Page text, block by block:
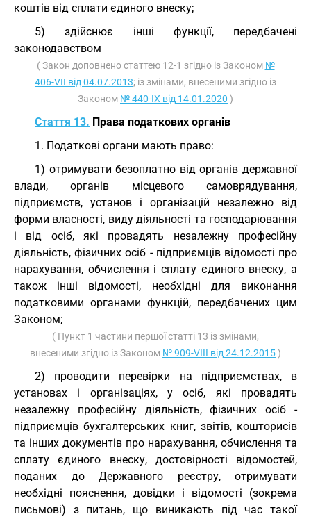
коштів від сплати єдиного внеску;
5) здійснює інші функції, передбачені
законодавством
( Закон доповнено статтею 12-1 згідно із Законом №
406-VII від 04.07.2013; із змінами, внесеними згідно із
Законом № 440-IX від 14.01.2020 )
Стаття 13. Права податкових органів
1. Податкові органи мають право:
1) отримувати безоплатно від органів державної
влади, органів місцевого самоврядування,
підприємств, установ і організацій незалежно від
форми власності, виду діяльності та господарювання
і від осіб, які провадять незалежну професійну
діяльність, фізичних осіб - підприємців відомості про
нарахування, обчислення і сплату єдиного внеску, а
також інші відомості, необхідні для виконання
податковими органами функцій, передбачених цим
Законом;
( Пункт 1 частини першої статті 13 із змінами,
внесеними згідно із Законом № 909-VIII від 24.12.2015)
2) проводити перевірки на підприємствах, в
установах і організаціях, у осіб, які провадять
незалежну професійну діяльність, фізичних осіб -
підприємців бухгалтерських книг, звітів, кошторисів
та інших документів про нарахування, обчислення та
сплату єдиного внеску, достовірності відомостей,
поданих до Державного реєстру, отримувати
необхідні пояснення, довідки і відомості (зокрема
письмові) з питань, що виникають під час такої